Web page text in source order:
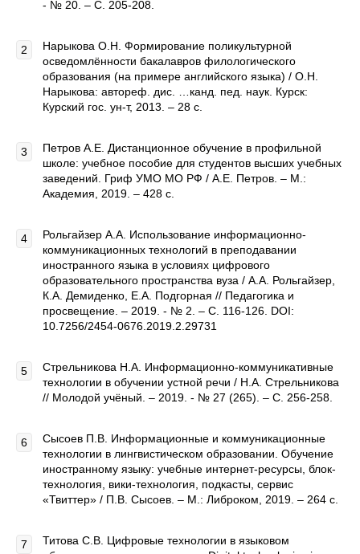
- № 20. – С. 205-208.
Нарыкова О.Н. Формирование поликультурной
осведомлённости бакалавров филологического
образования (на примере английского языка) / О.Н.
Нарыкова: автореф. дис. …канд. пед. наук. Курск:
Курский гос. ун-т, 2013. – 28 с.
Петров А.Е. Дистанционное обучение в профильной
школе: учебное пособие для студентов высших учебных
заведений. Гриф УМО МО РФ / А.Е. Петров. – М.:
Академия, 2019. – 428 с.
Рольгайзер А.А. Использование информационно-
коммуникационных технологий в преподавании
иностранного языка в условиях цифрового
образовательного пространства вуза / А.А. Рольгайзер,
К.А. Демиденко, Е.А. Подгорная // Педагогика и
просвещение. – 2019. - № 2. – С. 116-126. DOI:
10.7256/2454-0676.2019.2.29731
Стрельникова Н.А. Информационно-коммуникативные
технологии в обучении устной речи / Н.А. Стрельникова
// Молодой учёный. – 2019. - № 27 (265). – С. 256-258.
Сысоев П.В. Информационные и коммуникационные
технологии в лингвистическом образовании. Обучение
иностранному языку: учебные интернет-ресурсы, блок-
технология, вики-технология, подкасты, сервис
«Твиттер» / П.В. Сысоев. – М.: Либроком, 2019. – 264 с.
Титова С.В. Цифровые технологии в языковом